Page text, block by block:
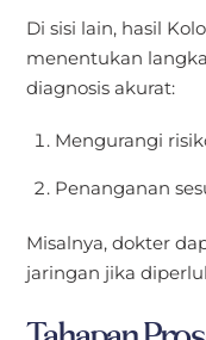
Di sisi lain, hasil
menentukan
diagnosis akurat:
Mengurangi
Penanganan
Misalnya, dokter
jaringan jika